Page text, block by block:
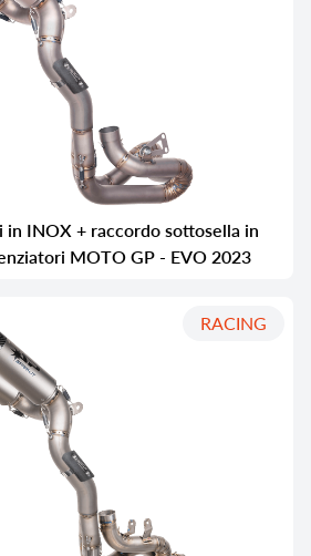
INOX + raccordo sottosella in
MOTO GP - EVO 2023
RACING